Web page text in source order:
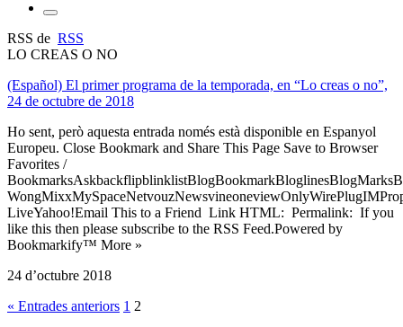
RSS de RSS
LO CREAS O NO
(Español) El primer programa de la temporada, en “Lo creas o no”,
24 de octubre de 2018
Ho sent, però aquesta entrada només està disponible en Espanyol
Europeu. Close Bookmark and Share This Page Save to Browser
Favorites /
LiveYahoo!Email This to a Friend Link HTML: Permalink: If you
like this then please subscribe to the RSS Feed.Powered by
Bookmarkify™ More »
24 d’octubre 2018
« Entrades anteriors 1 2